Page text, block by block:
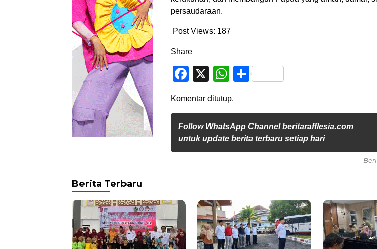
persaudaraan.
Post Views: 187
Share
Facebook
X WhatsApp
Share
Komentar ditutup.
Follow WhatsApp Channel beritarafflesia.com
untuk update berita terbaru setiap hari
Berita Terbaru